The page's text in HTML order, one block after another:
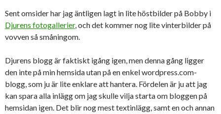
Sent omsider har jag äntligen lagt in lite höstbilder på Bobby i
Djurens fotogallerier, och det kommer nog lite vinterbilder på
vovven så småningom.
Djurens blogg är faktiskt igång igen, men denna gång ligger
den inte på min hemsida utan på en enkel wordpress.com-
blogg, som ju är lite enklare att hantera. Fördelen är ju att jag
kan spara alla inlägg om jag skulle vilja starta om bloggen på
hemsidan igen. Det blir nog mest textinlägg, samt en och annan